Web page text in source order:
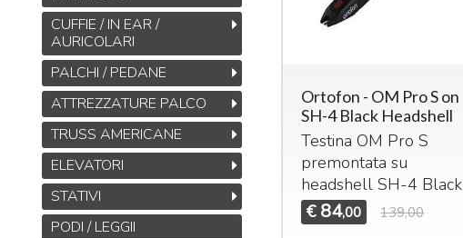
Ortofon - OM Pro S on
SH-4 Black Headshell
Testina OM Pro S
premontata su
headshell SH-4 Black
€ 84,00 139,00
CUFFIE / IN EAR /
AURICOLARI
PALCHI / PEDANE
ATTREZZATURE PALCO
TRUSS AMERICANE
ELEVATORI
STATIVI
PODI / LEGGII